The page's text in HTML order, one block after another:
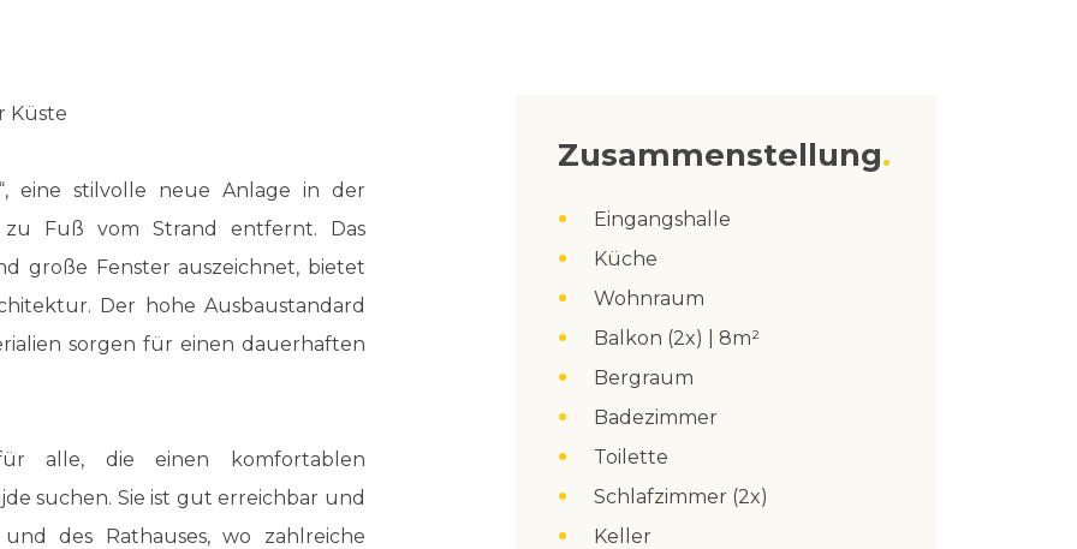
Küste
eine stilvolle neue Anlage in der
Fuß vom Strand entfernt. Das
große Fenster auszeichnet, bietet
Der hohe Ausbaustandard
sorgen für einen dauerhaften
alle, die einen komfortablen
suchen. Sie ist gut erreichbar und
des Rathauses, wo zahlreiche
Zusammenstellung
Eingangshalle
Küche
Wohnraum
Balkon (2x) | 8m²
Bergraum
Badezimmer
Toilette
Schlafzimmer (2x)
Keller